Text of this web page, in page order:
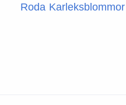
Roda Karleksblommor